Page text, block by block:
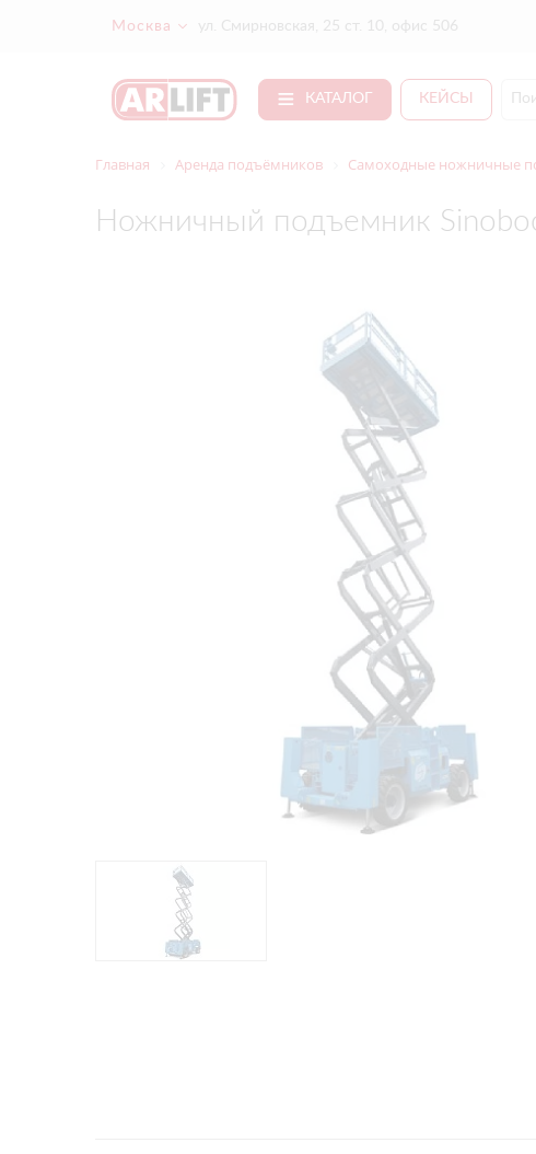
Москва ул. Смирновская, 25 ст. 10, офис 506
КАТАЛОГ КЕЙСЫ
Главная Аренда подъёмников Самоходные ножничные
Ножничный подъемник